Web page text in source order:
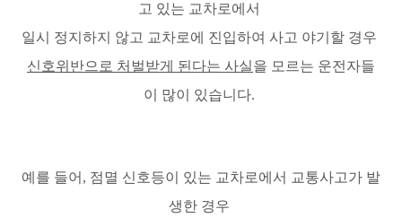
고 있는 교차로에서
일시 정지하지 않고 교차로에 진입하여 사고 야기할 경우
신호위반으로 처벌받게 된다는 사실을 모르는 운전자들
이 많이 있습니다.
예를 들어, 점멸 신호등이 있는 교차로에서 교통사고가 발
생한 경우